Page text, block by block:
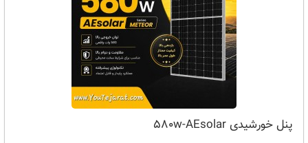
پنل‌ خورشیدی 580w-AEsolar